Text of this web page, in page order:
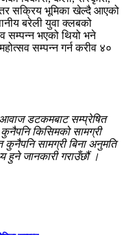
सक्रिय भूमिका खेल्दै आएको
बरेली युवा क्लबको
सम्पन्न भएको थियो भने
सम्पन्न गर्न करीव ४०
डटकमबाट सम्प्रेषित
किसिमको सामग्री
कुनैपनि सामग्री बिना अनुमति
हुने जानकारी गराउँछौं ।